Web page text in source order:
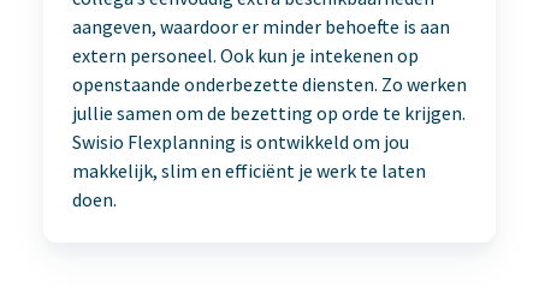
aangeven, waardoor er minder behoefte is aan
extern personeel. Ook kun je intekenen op
openstaande onderbezette diensten. Zo werken
jullie samen om de bezetting op orde te krijgen.
Swisio Flexplanning is ontwikkeld om jou
makkelijk, slim en efficiënt je werk te laten
doen.